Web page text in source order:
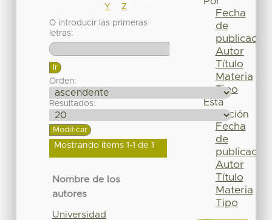
Y
Z
O introducir las primeras
letras:
Orden:
Resultados:
Mostrando ítems 1-1 de 1
Nombre de los
autores
Universidad
Fecha
de
publicación
Autor
Título
Materia
Tipo
Esta
colección
Fecha
de
publicación
Autor
Título
Materia
Tipo